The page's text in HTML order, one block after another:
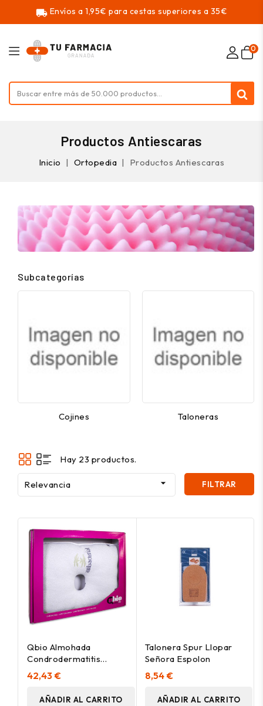
local_shipping Envíos a 1,95€ para cestas superiores a 35€
0
Productos Antiescaras
Inicio Ortopedia Productos Antiescaras
Subcategorías
Cojines Taloneras
Hay 23 productos.
Relevancia  FILTRAR
Qbio Almohada
Condrodermatitis
50_11_42Cm 116100
1Ud
42,43 €
AÑADIR AL CARRITO
Talonera Spur Llopar
Señora Espolon
8,54 €
AÑADIR AL CARRITO